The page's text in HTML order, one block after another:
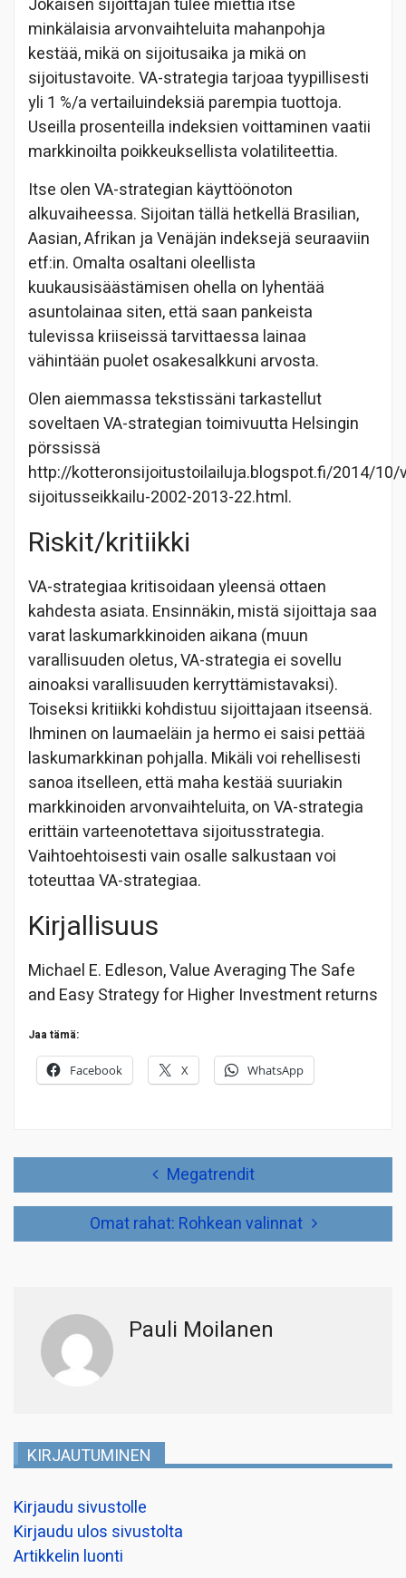
Jokaisen sijoittajan tulee miettiä itse
minkälaisia arvonvaihteluita mahanpohja
kestää, mikä on sijoitusaika ja mikä on
sijoitustavoite. VA-strategia tarjoaa tyypillisesti
yli 1 %/a vertailuindeksiä parempia tuottoja.
Useilla prosenteilla indeksien voittaminen vaatii
markkinoilta poikkeuksellista volatiliteettia.
Itse olen VA-strategian käyttöönoton
alkuvaiheessa. Sijoitan tällä hetkellä Brasilian,
Aasian, Afrikan ja Venäjän indeksejä seuraaviin
etf:in. Omalta osaltani oleellista
kuukausisäästämisen ohella on lyhentää
asuntolainaa siten, että saan pankeista
tulevissa kriiseissä tarvittaessa lainaa
vähintään puolet osakesalkkuni arvosta.
Olen aiemmassa tekstissäni tarkastellut
soveltaen VA-strategian toimivuutta Helsingin
pörssissä
http://kotteronsijoitustoilailuja.blogspot.fi/2014/10/
sijoitusseikkailu-2002-2013-22.html.
Riskit/kritiikki
VA-strategiaa kritisoidaan yleensä ottaen
kahdesta asiata. Ensinnäkin, mistä sijoittaja saa
varat laskumarkkinoiden aikana (muun
varallisuuden oletus, VA-strategia ei sovellu
ainoaksi varallisuuden kerryttämistavaksi).
Toiseksi kritiikki kohdistuu sijoittajaan itseensä.
Ihminen on laumaeläin ja hermo ei saisi pettää
laskumarkkinan pohjalla. Mikäli voi rehellisesti
sanoa itselleen, että maha kestää suuriakin
markkinoiden arvonvaihteluita, on VA-strategia
erittäin varteenotettava sijoitusstrategia.
Vaihtoehtoisesti vain osalle salkustaan voi
toteuttaa VA-strategiaa.
Kirjallisuus
Michael E. Edleson, Value Averaging The Safe
and Easy Strategy for Higher Investment returns
Jaa tämä:
Facebook X WhatsApp
Megatrendit
Omat rahat: Rohkean valinnat
Pauli Moilanen
KIRJAUTUMINEN
Kirjaudu sivustolle
Kirjaudu ulos sivustolta
Artikkelin luonti